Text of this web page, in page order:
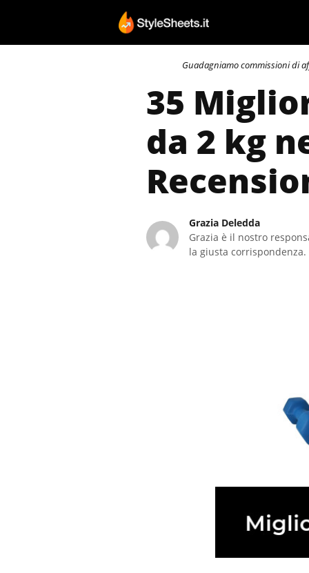
contenuto
Guadagniamo commissioni di
35
da 2 kg
Grazia Deledda
Grazia è il nostro
la giusta